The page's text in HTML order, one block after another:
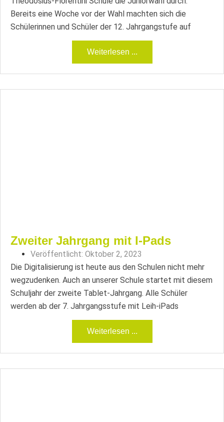
Bereits eine Woche vor der Wahl machten sich die
Schülerinnen und Schüler der 12. Jahrgangstufe auf
Weiterlesen ...
Zweiter Jahrgang mit I-Pads
Veröffentlicht: Oktober 2, 2023
Die Digitalisierung ist heute aus den Schulen nicht mehr
wegzudenken. Auch an unserer Schule startet mit diesem
Schuljahr der zweite Tablet-Jahrgang. Alle Schüler
werden ab der 7. Jahrgangsstufe mit Leih-iPads
Weiterlesen ...